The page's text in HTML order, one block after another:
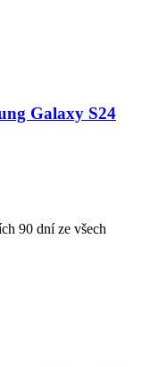
Galaxy S24
90 dní ze všech